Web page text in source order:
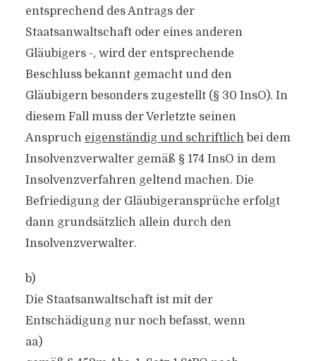
entsprechend des Antrags der
Staatsanwaltschaft oder eines anderen
Gläubigers -, wird der entsprechende
Beschluss bekannt gemacht und den
Gläubigern besonders zugestellt (§ 30 InsO). In
diesem Fall muss der Verletzte seinen
Anspruch eigenständig und schriftlichbei dem
Insolvenzverwalter gemäß § 174 InsO in dem
Insolvenzverfahren geltend machen. Die
Befriedigung der Gläubigeransprüche erfolgt
dann grundsätzlich allein durch den
Insolvenzverwalter.
b)
Die Staatsanwaltschaft ist mit der
Entschädigung nur noch befasst, wenn
aa)